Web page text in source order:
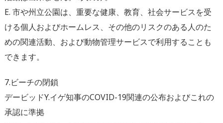
E. 市や州立公園は、重要な健康、教育、社会サービスを受
ける個人およびホームレス、その他のリスクのある人のた
めの関連活動、および動物管理サービスで利用することも
できます。
7.ビーチの閉鎖
デービッドY.イゲ知事のCOVID-19関連の公布およびこれの
承認に準拠